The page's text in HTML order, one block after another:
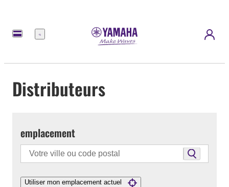
Menu
Distributeurs
emplacement
Utiliser mon emplacement actuel